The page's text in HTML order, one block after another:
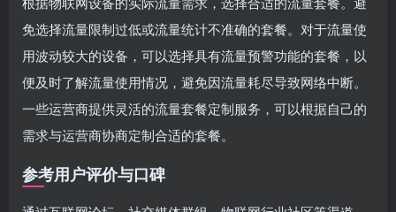
免选择流量限制过低或流量统计不准确的套餐。对于流量使
用波动较大的设备，可以选择具有流量预警功能的套餐，以
便及时了解流量使用情况，避免因流量耗尽导致网络中断。
一些运营商提供灵活的流量套餐定制服务，可以根据自己的
需求与运营商协商定制合适的套餐。
参考用户评价与口碑